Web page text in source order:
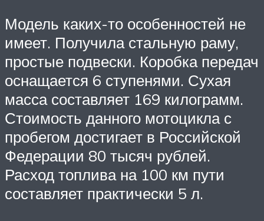
Модель каких-то особенностей не
имеет. Получила стальную раму,
простые подвески. Коробка передач
оснащается 6 ступенями. Сухая
масса составляет 169 килограмм.
Стоимость данного мотоцикла с
пробегом достигает в Российской
Федерации 80 тысяч рублей.
Расход топлива на 100 км пути
составляет практически 5 л.